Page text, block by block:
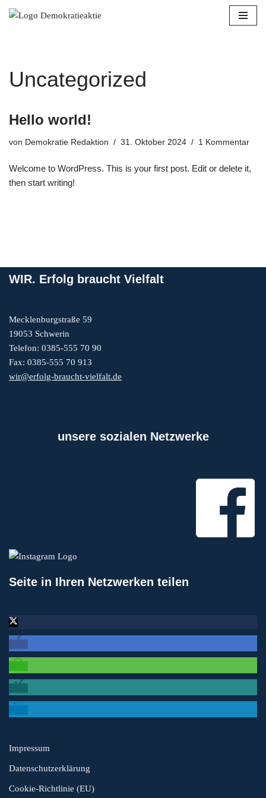
Uncategorized
Hello world!
von Demokratie Redaktion 31. Oktober 2024 1 Kommentar
Welcome to WordPress. This is your first post. Edit or delete it,
then start writing!
WIR. Erfolg braucht Vielfalt
Mecklenburgstraße 59
19053 Schwerin
Telefon: 0385-555 70 90
Fax: 0385-555 70 913
wir@erfolg-braucht-vielfalt.de
unsere sozialen Netzwerke
Seite in Ihren Netzwerken teilen
Impressum
Datenschutzerklärung
Cookie-Richtlinie (EU)